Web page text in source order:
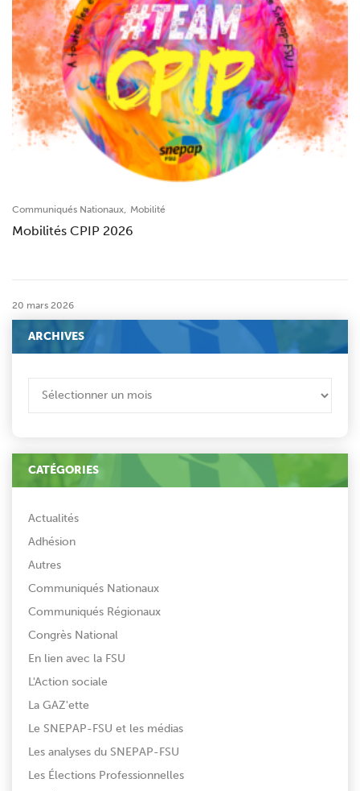
Communiqués Nationaux, Mobilité
Mobilités CPIP 2026
20 mars 2026
ARCHIVES
CATÉGORIES
Actualités
Adhésion
Autres
Communiqués Nationaux
Communiqués Régionaux
Congrès National
En lien avec la FSU
L'Action sociale
La GAZ'ette
Le SNEPAP-FSU et les médias
Les analyses du SNEPAP-FSU
Les Élections Professionnelles